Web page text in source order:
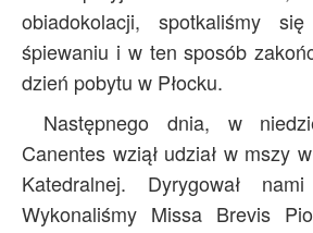
obiadokolacji, spotkaliśmy
śpiewaniu i w ten sposób
dzień pobytu w Płocku.
Następnego dnia, w
Canentes wziął udział w mszy
Katedralnej. Dyrygował
Wykonaliśmy Missa Brevis